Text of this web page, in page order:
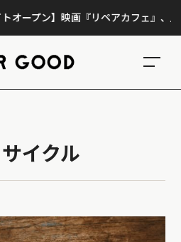
】映画『リペアカフェ』、上映300回
イクル